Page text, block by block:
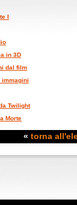
I
in 3D
dal film
immagini
Twilight
Morte
« torna